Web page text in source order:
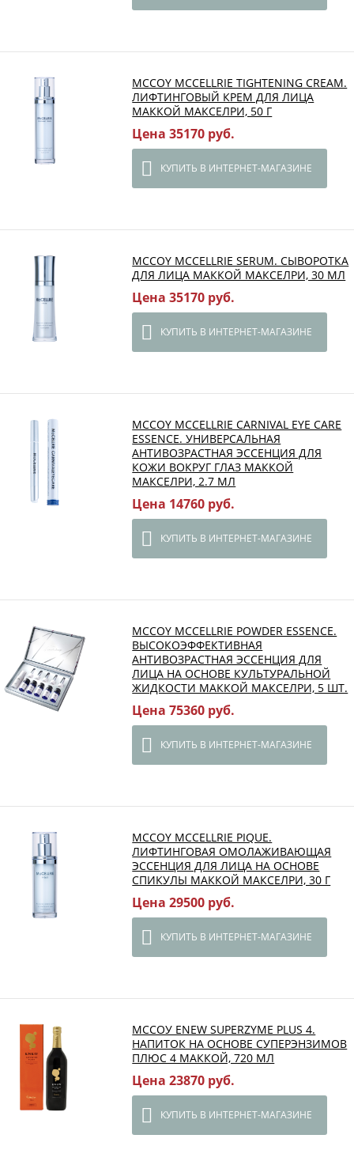
MCCOY MCCELLRIE TIGHTENING CREAM.
ЛИФТИНГОВЫЙ КРЕМ ДЛЯ ЛИЦА
МАККОЙ МАКСЕЛРИ, 50 Г
Цена 35170 руб.
КУПИТЬ В ИНТЕРНЕТ-МАГАЗИНЕ
MCCOY MCCELLRIE SERUM. СЫВОРОТКА
ДЛЯ ЛИЦА МАККОЙ МАКСЕЛРИ, 30 МЛ
Цена 35170 руб.
КУПИТЬ В ИНТЕРНЕТ-МАГАЗИНЕ
MCCOY MCCELLRIE CARNIVAL EYE CARE
ESSENCE. УНИВЕРСАЛЬНАЯ
АНТИВОЗРАСТНАЯ ЭССЕНЦИЯ ДЛЯ
КОЖИ ВОКРУГ ГЛАЗ МАККОЙ
МАКСЕЛРИ, 2.7 МЛ
Цена 14760 руб.
КУПИТЬ В ИНТЕРНЕТ-МАГАЗИНЕ
MCCOY MCCELLRIE POWDER ESSENCE.
ВЫСОКОЭФФЕКТИВНАЯ
АНТИВОЗРАСТНАЯ ЭССЕНЦИЯ ДЛЯ
ЛИЦА НА ОСНОВЕ КУЛЬТУРАЛЬНОЙ
ЖИДКОСТИ МАККОЙ МАКСЕЛРИ, 5 ШТ.
Цена 75360 руб.
КУПИТЬ В ИНТЕРНЕТ-МАГАЗИНЕ
MCCOY MCCELLRIE PIQUE.
ЛИФТИНГОВАЯ ОМОЛАЖИВАЮЩАЯ
ЭССЕНЦИЯ ДЛЯ ЛИЦА НА ОСНОВЕ
СПИКУЛЫ МАККОЙ МАКСЕЛРИ, 30 Г
Цена 29500 руб.
КУПИТЬ В ИНТЕРНЕТ-МАГАЗИНЕ
МССОУ ENEW SUPERZYME PLUS 4.
НАПИТОК НА ОСНОВЕ СУПЕРЭНЗИМОВ
ПЛЮС 4 МАККОЙ, 720 МЛ
Цена 23870 руб.
КУПИТЬ В ИНТЕРНЕТ-МАГАЗИНЕ